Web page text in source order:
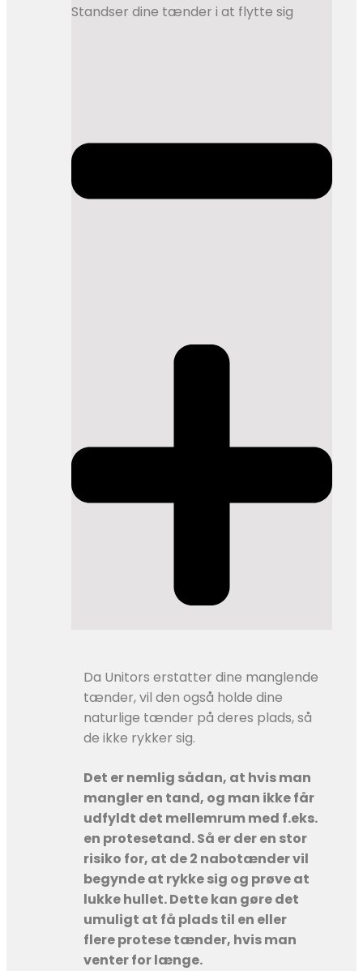
Standser dine tænder i at flytte sig
Da Unitors erstatter dine manglende
tænder, vil den også holde dine
naturlige tænder på deres plads, så
de ikke rykker sig.
Det er nemlig sådan, at hvis man
mangler en tand, og man ikke får
udfyldt det mellemrum med f.eks.
en protesetand. Så er der en stor
risiko for, at de 2 nabotænder vil
begynde at rykke sig og prøve at
lukke hullet. Dette kan gøre det
umuligt at få plads til en eller
flere protese tænder, hvis man
venter for længe.